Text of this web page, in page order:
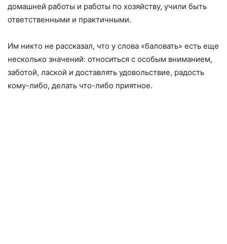
домашней работы и работы по хозяйству, учили быть
ответственными и практичными.
Им никто не рассказал, что у слова «баловать» есть еще
несколько значений: относиться с особым вниманием,
заботой, лаской и доставлять удовольствие, радость
кому-либо, делать что-либо приятное.